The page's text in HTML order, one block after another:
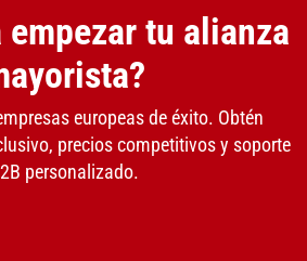
tu alianza
europeas de éxito. Obtén
precios competitivos y soporte
personalizado.